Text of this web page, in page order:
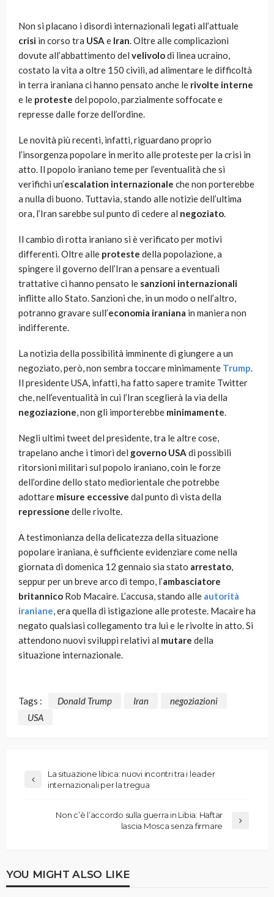
Non si placano i disordi internazionali legati all’attuale
crisi in corso tra USA e Iran. Oltre alle complicazioni
dovute all’abbattimento del velivolodi linea ucraino,
costato la vita a oltre 150 civili, ad alimentare le difficoltà
in terra iraniana ci hanno pensato anche le rivolte interne
e le proteste del popolo, parzialmente soffocate e
represse dalle forze dell’ordine.
Le novità più recenti, infatti, riguardano proprio
l’insorgenza popolare in merito alle proteste per la crisi in
atto. Il popolo iraniano teme per l’eventualità che si
verifichi un’escalation internazionale che non porterebbe
a nulla di buono. Tuttavia, stando alle notizie dell’ultima
ora, l’Iran sarebbe sul punto di cedere al negoziato.
Il cambio di rotta iraniano si è verificato per motivi
differenti. Oltre alle proteste della popolazione, a
spingere il governo dell’Iran a pensare a eventuali
trattative ci hanno pensato le sanzioni internazionali
inflitte allo Stato. Sanzioni che, in un modo o nell’altro,
potranno gravare sull’economia iraniana in maniera non
indifferente.
La notizia della possibilità imminente di giungere a un
negoziato, però, non sembra toccare minimamente Trump.
Il presidente USA, infatti, ha fatto sapere tramite Twitter
che, nell’eventualità in cui l’Iran sceglierà la via della
negoziazione, non gli importerebbe minimamente.
Negli ultimi tweet del presidente, tra le altre cose,
trapelano anche i timori del governo USA di possibili
ritorsioni militari sul popolo iraniano, coin le forze
dell’ordine dello stato mediorientale che potrebbe
adottare misure eccessive dal punto di vista della
repressione delle rivolte.
A testimonianza della delicatezza della situazione
popolare iraniana, è sufficiente evidenziare come nella
giornata di domenica 12 gennaio sia stato arrestato,
seppur per un breve arco di tempo, l’ambasciatore
britannico Rob Macaire. L’accusa, stando alle autorità
iraniane, era quella di istigazione alle proteste. Macaire ha
negato qualsiasi collegamento tra lui e le rivolte in atto. Si
attendono nuovi sviluppi relativi al mutare della
situazione internazionale.
Tags : Donald Trump Iran
negoziazioni
USA
La situazione libica: nuovi incontri tra i leader
internazionali per la tregua
Non c’è l’accordo sulla guerra in Libia: Haftar
lascia Mosca senza firmare
YOU MIGHT ALSO LIKE